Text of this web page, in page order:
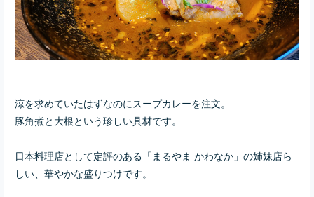
涼を求めていたはずなのにスープカレーを注文。
豚角煮と大根という珍しい具材です。
日本料理店として定評のある「まるやま かわなか」の姉妹店ら
しい、華やかな盛りつけです。